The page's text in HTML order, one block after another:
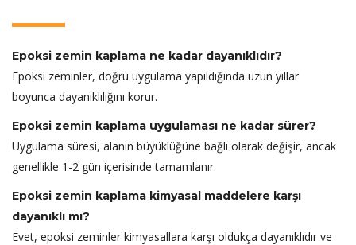
Epoksi zemin kaplama ne kadar dayanıklıdır?
Epoksi zeminler, doğru uygulama yapıldığında uzun yıllar
boyunca dayanıklılığını korur.
Epoksi zemin kaplama uygulaması ne kadar sürer?
Uygulama süresi, alanın büyüklüğüne bağlı olarak değişir, ancak
genellikle 1-2 gün içerisinde tamamlanır.
Epoksi zemin kaplama kimyasal maddelere karşı
dayanıklı mı?
Evet, epoksi zeminler kimyasallara karşı oldukça dayanıklıdır ve